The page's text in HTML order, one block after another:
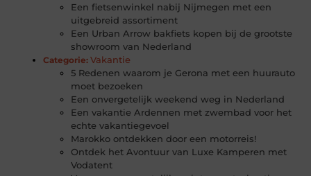
Een fietsenwinkel nabij Nijmegen met een
uitgebreid assortiment
Een Urban Arrow bakfiets kopen bij de grootste
showroom van Nederland
Categorie: Vakantie
5 Redenen waarom je Gerona met een huurauto
moet bezoeken
Een onvergetelijk weekend weg in Nederland
Een vakantie Ardennen met zwembad voor het
echte vakantiegevoel
Marokko ontdekken door een motorreis!
Ontdek het Avontuur van Luxe Kamperen met
Vodatent